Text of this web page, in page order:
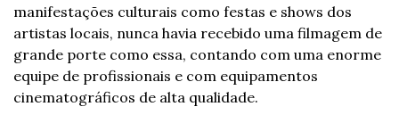
manifestações culturais como festas e shows dos
artistas locais, nunca havia recebido uma filmagem de
grande porte como essa, contando com uma enorme
equipe de profissionais e com equipamentos
cinematográficos de alta qualidade.